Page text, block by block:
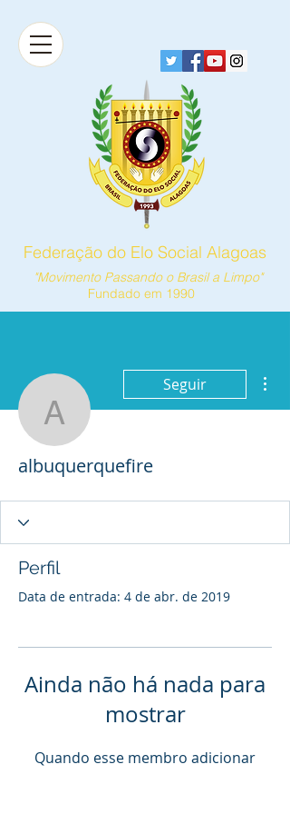
Federação do Elo Social Alagoas
"Movimento Passando o Brasil a Limpo"
Fundado em 1990
albuquerquefire
Seguir
albuquerquefire
Perfil
Data de entrada: 4 de abr. de 2019
Ainda não há nada para
mostrar
Quando esse membro adicionar